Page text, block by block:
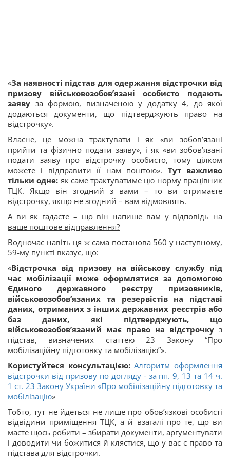
«За наявності підстав для одержання відстрочки від
призову військовозобов’язані особисто подають
заяву за формою, визначеною у додатку 4, до якої
додаються документи, що підтверджують право на
відстрочку».
Власне, це можна трактувати і як «ви зобов’язані
прийти та фізично подати заяву», і як «ви зобов’язані
подати заяву про відстрочку особисто, тому цілком
можете і відправити її нам поштою». Тут важливо
тільки одне: як саме трактуватиме цю норму працівник
ТЦК. Якщо він згодний з вами – то ви отримаєте
відстрочку, якщо не згодний – вам відмовлять.
А ви як гадаєте – що він напише вам у відповідь на
ваше поштове відправлення?
Водночас навіть ця ж сама постанова 560 у наступному,
59-му пункті вказує, що:
«Відстрочка від призову на військову службу під
час мобілізації може оформлятися за допомогою
Єдиного державного реєстру призовників,
військовозобов’язаних та резервістів на підставі
даних, отриманих з інших державних реєстрів або
баз даних, які підтверджують, що
військовозобов’язаний має право на відстрочку з
підстав, визначених статтею 23 Закону “Про
мобілізаційну підготовку та мобілізацію”».
Користуйтеся консультацією:Алгоритм оформлення
відстрочки від призову по догляду - за пп. 9, 13 та 14 ч.
1 ст. 23 Закону України «Про мобілізаційну підготовку та
мобілізацію»
Тобто, тут не йдеться не лише про обов’язкові особисті
відвідини приміщення ТЦК, а й взагалі про те, що ви
маєте щось робити – збирати документи, аргументувати
і доводити чи божитися й клястися, що у вас є право та
підстава для відстрочки.